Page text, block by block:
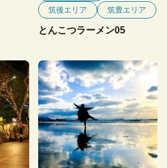
筑後エリア 筑豊エリア
とんこつラーメン05